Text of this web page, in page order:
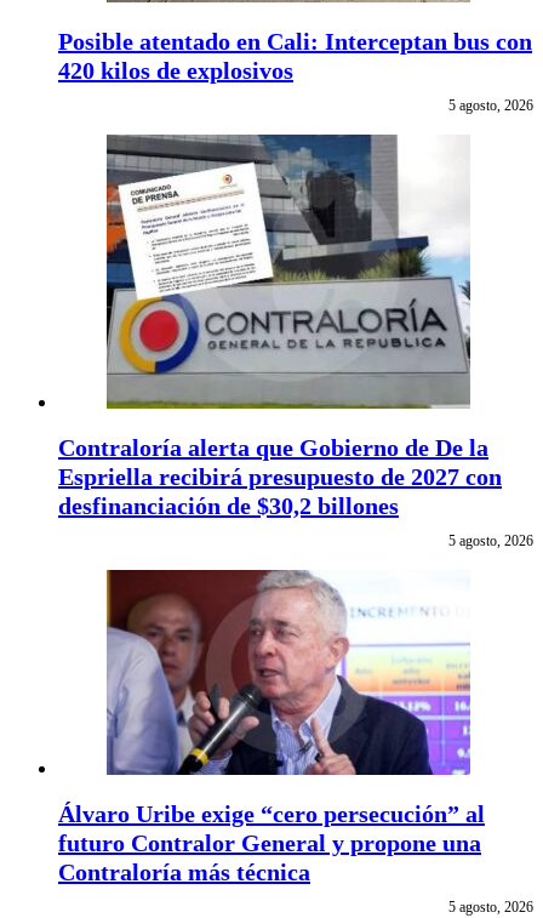
Posible atentado en Cali: Interceptan bus con
420 kilos de explosivos
5 agosto, 2026
Contraloría alerta que Gobierno de De la
Espriella recibirá presupuesto de 2027 con
desfinanciación de $30,2 billones
5 agosto, 2026
Álvaro Uribe exige “cero persecución” al
futuro Contralor General y propone una
Contraloría más técnica
5 agosto, 2026